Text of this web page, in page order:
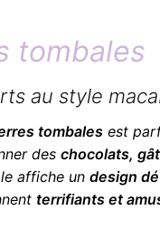
tombales
au style
tombalesest
des chocolats,
affiche un design
terrifiants et